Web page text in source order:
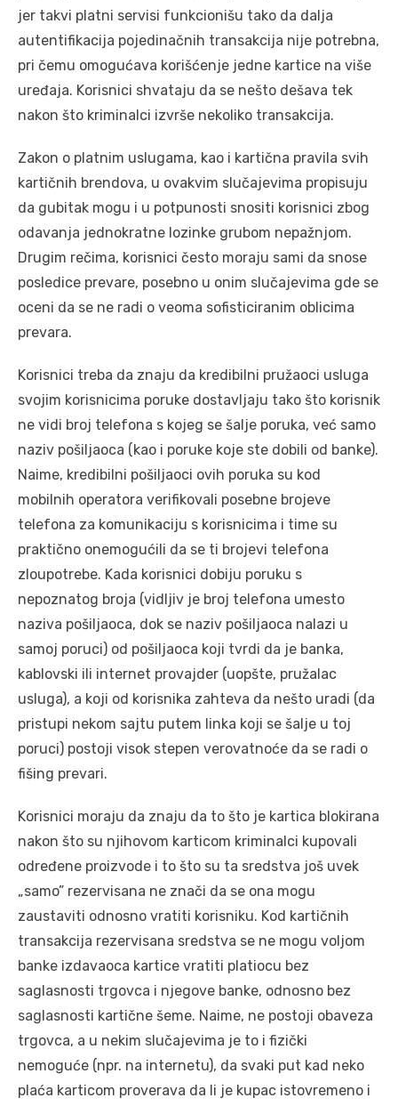
jer takvi platni servisi funkcionišu tako da dalja
autentifikacija pojedinačnih transakcija nije potrebna,
pri čemu omogućava korišćenje jedne kartice na više
uređaja. Korisnici shvataju da se nešto dešava tek
nakon što kriminalci izvrše nekoliko transakcija.
Zakon o platnim uslugama, kao i kartična pravila svih
kartičnih brendova, u ovakvim slučajevima propisuju
da gubitak mogu i u potpunosti snositi korisnici zbog
odavanja jednokratne lozinke grubom nepažnjom.
Drugim rečima, korisnici često moraju sami da snose
posledice prevare, posebno u onim slučajevima gde se
oceni da se ne radi o veoma sofisticiranim oblicima
prevara.
Korisnici treba da znaju da kredibilni pružaoci usluga
svojim korisnicima poruke dostavljaju tako što korisnik
ne vidi broj telefona s kojeg se šalje poruka, već samo
naziv pošiljaoca (kao i poruke koje ste dobili od banke).
Naime, kredibilni pošiljaoci ovih poruka su kod
mobilnih operatora verifikovali posebne brojeve
telefona za komunikaciju s korisnicima i time su
praktično onemogućili da se ti brojevi telefona
zloupotrebe. Kada korisnici dobiju poruku s
nepoznatog broja (vidljiv je broj telefona umesto
naziva pošiljaoca, dok se naziv pošiljaoca nalazi u
samoj poruci) od pošiljaoca koji tvrdi da je banka,
kablovski ili internet provajder (uopšte, pružalac
usluga), a koji od korisnika zahteva da nešto uradi (da
pristupi nekom sajtu putem linka koji se šalje u toj
poruci) postoji visok stepen verovatnoće da se radi o
fišing prevari.
Korisnici moraju da znaju da to što je kartica blokirana
nakon što su njihovom karticom kriminalci kupovali
određene proizvode i to što su ta sredstva još uvek
„samo” rezervisana ne znači da se ona mogu
zaustaviti odnosno vratiti korisniku. Kod kartičnih
transakcija rezervisana sredstva se ne mogu voljom
banke izdavaoca kartice vratiti platiocu bez
saglasnosti trgovca i njegove banke, odnosno bez
saglasnosti kartične šeme. Naime, ne postoji obaveza
trgovca, a u nekim slučajevima je to i fizički
nemoguće (npr. na internetu), da svaki put kad neko
plaća karticom proverava da li je kupac istovremeno i